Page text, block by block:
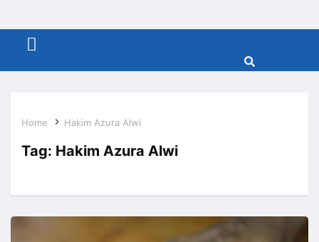
Menu
Home Hakim Azura Alwi
Tag: Hakim Azura Alwi